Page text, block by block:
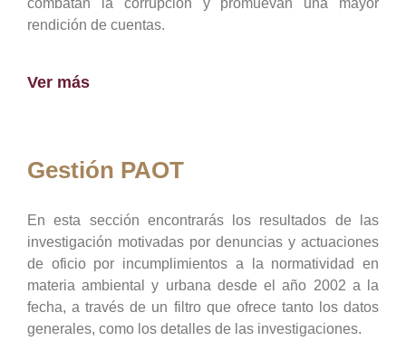
combatan la corrupción y promuevan una mayor
rendición de cuentas.
Ver más
Gestión PAOT
En esta sección encontrarás los resultados de las
investigación motivadas por denuncias y actuaciones
de oficio por incumplimientos a la normatividad en
materia ambiental y urbana desde el año 2002 a la
fecha, a través de un filtro que ofrece tanto los datos
generales, como los detalles de las investigaciones.